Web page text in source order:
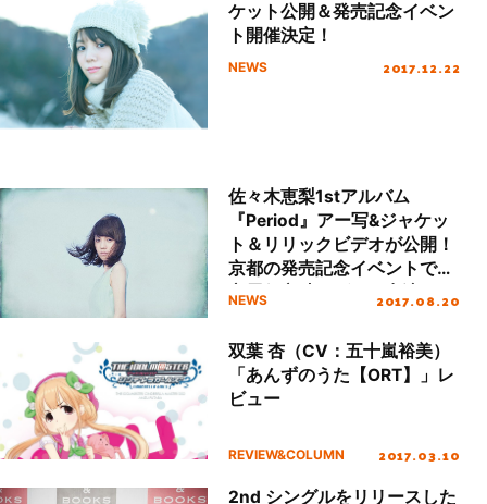
ケット公開＆発売記念イベン
ト開催決定！
NEWS 2017.12.22
佐々木恵梨1stアルバム
『Period』アー写&ジャケッ
ト＆リリックビデオが公開！
京都の発売記念イベントでは
心屋仁之助がゲスト出演！
NEWS 2017.08.20
双葉 杏（CV：五十嵐裕美）
「あんずのうた【ORT】」レ
ビュー
REVIEW&COLUMN 2017.03.10
2nd シングルをリリースした